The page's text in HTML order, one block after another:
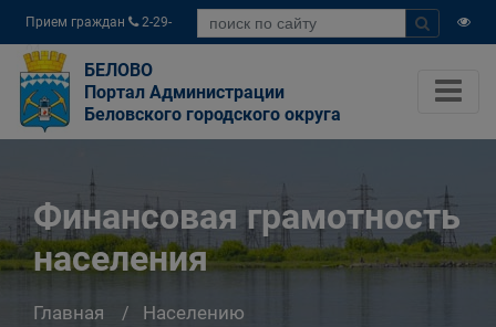
Прием граждан
2-29-
04
БЕЛОВО
Портал Администрации
Беловского городского округа
Финансовая грамотность
населения
Главная
Населению